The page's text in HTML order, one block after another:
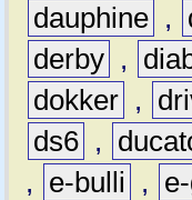
dauphine ,
derby ,
dokker ,
ds6 ,
,
e-bulli ,